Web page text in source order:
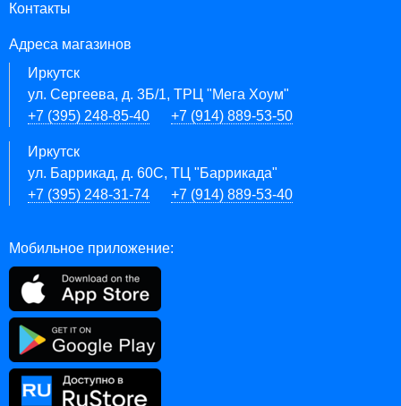
Контакты
Адреса магазинов
Иркутск
ул. Сергеева, д. 3Б/1, ТРЦ "Мега Хоум"
+7 (395) 248-85-40
+7 (914) 889-53-50
Иркутск
ул. Баррикад, д. 60С, ТЦ "Баррикада"
+7 (395) 248-31-74
+7 (914) 889-53-40
Мобильное приложение: